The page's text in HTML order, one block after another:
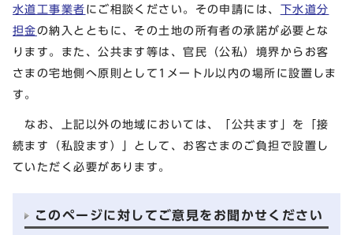
水道工事業者 にご相談ください。その申請には、 下水道分
担金 の納入とともに、その土地の所有者の承諾が必要とな
ります。また、公共ます等は、官民（公私）境界からお客
さまの宅地側へ原則として1メートル以内の場所に設置しま
す。
なお、上記以外の地域においては、「公共ます」を「接
続ます（私設ます）」として、お客さまのご負担で設置し
ていただく必要があります。
このページに対してご意見をお聞かせください